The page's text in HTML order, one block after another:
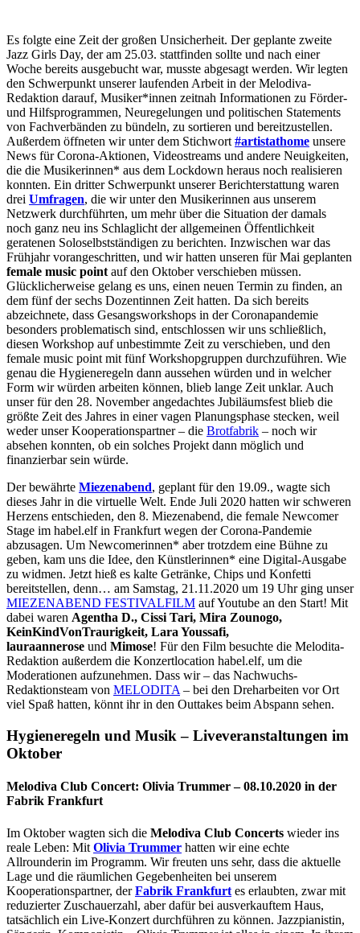
Es folgte eine Zeit der großen Unsicherheit. Der geplante zweite
Jazz Girls Day, der am 25.03. stattfinden sollte und nach einer
Woche bereits ausgebucht war, musste abgesagt werden. Wir legten
den Schwerpunkt unserer laufenden Arbeit in der Melodiva-
Redaktion darauf, Musiker*innen zeitnah Informationen zu Förder-
und Hilfsprogrammen, Neuregelungen und politischen Statements
von Fachverbänden zu bündeln, zu sortieren und bereitzustellen.
Außerdem öffneten wir unter dem Stichwort#artistathome unsere
News für Corona-Aktionen, Videostreams und andere Neuigkeiten,
die die Musikerinnen* aus dem Lockdown heraus noch realisieren
konnten. Ein dritter Schwerpunkt unserer Berichterstattung waren
drei Umfragen, die wir unter den Musikerinnen aus unserem
Netzwerk durchführten, um mehr über die Situation der damals
noch ganz neu ins Schlaglicht der allgemeinen Öffentlichkeit
geratenen Soloselbstständigen zu berichten. Inzwischen war das
Frühjahr vorangeschritten, und wir hatten unseren für Mai geplanten
female music pointauf den Oktober verschieben müssen.
Glücklicherweise gelang es uns, einen neuen Termin zu finden, an
dem fünf der sechs Dozentinnen Zeit hatten. Da sich bereits
abzeichnete, dass Gesangsworkshops in der Coronapandemie
besonders problematisch sind, entschlossen wir uns schließlich,
diesen Workshop auf unbestimmte Zeit zu verschieben, und den
female music point mit fünf Workshopgruppen durchzuführen. Wie
genau die Hygieneregeln dann aussehen würden und in welcher
Form wir würden arbeiten können, blieb lange Zeit unklar. Auch
unser für den 28. November angedachtes Jubiläumsfest blieb die
größte Zeit des Jahres in einer vagen Planungsphase stecken, weil
weder unser Kooperationspartner – die Brotfabrik – noch wir
absehen konnten, ob ein solches Projekt dann möglich und
finanzierbar sein würde.
Der bewährte Miezenabend, geplant für den 19.09., wagte sich
dieses Jahr in die virtuelle Welt. Ende Juli 2020 hatten wir schweren
Herzens entschieden, den 8. Miezenabend, die female Newcomer
Stage im habel.elf in Frankfurt wegen der Corona-Pandemie
abzusagen. Um Newcomerinnen* aber trotzdem eine Bühne zu
geben, kam uns die Idee, den Künstlerinnen* eine Digital-Ausgabe
zu widmen. Jetzt hieß es kalte Getränke, Chips und Konfetti
bereitstellen, denn… am Samstag, 21.11.2020 um 19 Uhr ging unser
MIEZENABEND FESTIVALFILM auf Youtube an den Start! Mit
dabei waren Agentha D., Cissi Tari, Mira Zounogo,
KeinKindVonTraurigkeit, Lara Youssafi,
lauraannerose und Mimose! Für den Film besuchte die Melodita-
Redaktion außerdem die Konzertlocation habel.elf, um die
Moderationen aufzunehmen. Dass wir – das Nachwuchs-
Redaktionsteam von MELODITA– bei den Dreharbeiten vor Ort
viel Spaß hatten, könnt ihr in den Outtakes beim Abspann sehen.
Hygieneregeln und Musik – Liveveranstaltungen im
Oktober
Melodiva Club Concert: Olivia Trummer – 08.10.2020 in der
Fabrik Frankfurt
Im Oktober wagten sich die Melodiva Club Concerts wieder ins
reale Leben: Mit Olivia Trummer hatten wir eine echte
Allrounderin im Programm. Wir freuten uns sehr, dass die aktuelle
Lage und die räumlichen Gegebenheiten bei unserem
Kooperationspartner, derFabrik Frankfurt es erlaubten, zwar mit
reduzierter Zuschauerzahl, aber dafür bei ausverkauftem Haus,
tatsächlich ein Live-Konzert durchführen zu können. Jazzpianistin,